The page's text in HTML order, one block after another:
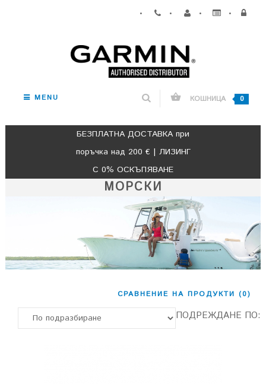
• • • •
MENU КОШНИЦА 0
БЕЗПЛАТНА ДОСТАВКА при
поръчка над 200 € | ЛИЗИНГ
С 0% ОСКЪПЯВАНЕ
МОРСКИ
СРАВНЕНИЕ НА ПРОДУКТИ (0)
ПОДРЕЖДАНЕ ПО: